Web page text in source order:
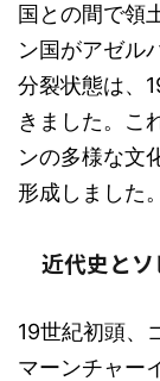
国との間で領
ン国がアゼル
分裂状態は、
きました。こ
ンの多様な文
形成しました。
近代史と
19世紀初頭、
マーンチャー